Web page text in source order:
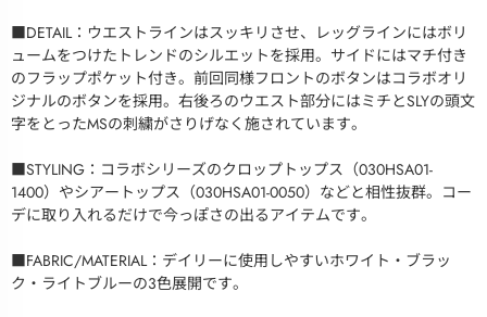
■DETAIL：ウエストラインはスッキリさせ、レッグラインにはボリ
ュームをつけたトレンドのシルエットを採用。サイドにはマチ付き
のフラップポケット付き。前回同様フロントのボタンはコラボオリ
ジナルのボタンを採用。右後ろのウエスト部分にはミチとSLYの頭文
字をとったMSの刺繍がさりげなく施されています。
■STYLING：コラボシリーズのクロップトップス（030HSA01-
1400）やシアートップス（030HSA01-0050）などと相性抜群。コー
デに取り入れるだけで今っぽさの出るアイテムです。
■FABRIC/MATERIAL：デイリーに使用しやすいホワイト・ブラッ
ク・ライトブルーの3色展開です。